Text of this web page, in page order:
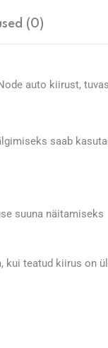
(0)
auto kiirust,
saab
suuna näitamiseks
kui teatud kiirus on